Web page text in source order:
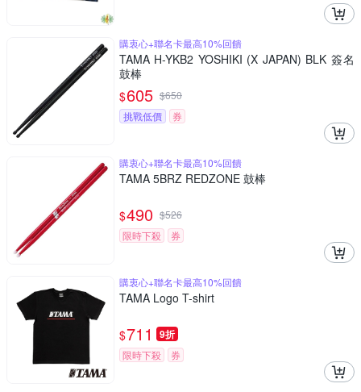
購衷心+聯名卡最高10%回饋
TAMA H-YKB2 YOSHIKI (X JAPAN) BLK 簽名
鼓棒
$605 $650
挑戰低價
券
購衷心+聯名卡最高10%回饋
TAMA 5BRZ REDZONE 鼓棒
$490 $526
限時下殺
券
購衷心+聯名卡最高10%回饋
TAMA Logo T-shirt
$711 9折
限時下殺 券